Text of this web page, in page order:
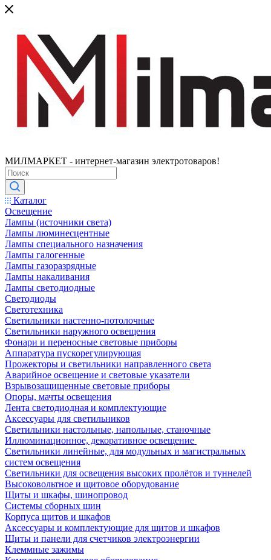
МИЛМАРКЕТ - интернет-магазин электротоваров!
Каталог
Освещение
Лампы (источники света)
Лампы люминесцентные
Лампы специального назначения
Лампы галогенные
Лампы газоразрядные
Лампы накаливания
Лампы светодиодные
Светодиоды
Светотехника
Светильники настенно-потолочные
Светильники наружного освещения
Фонари и переносные световые приборы
Аппаратура пускорегулирующая
Прожекторы и светильники направленного света
Аварийное освещение и световые указатели
Взрывозащищенные световые приборы
Опоры, мачты освещения
Лента светодиодная и комплектующие
Аксессуары для светильников
Светильники настольные, напольные, станочные
Иллюминационное, декоративное освещение
Светильники линейные, для модульных и магистральных
систем освещения
Светильники для освещения высоких пролётов и туннелей
Высоковольтное и щитовое оборудование
Щиты и шкафы, шинопровод
Системы сборных шин
Корпуса щитов и шкафов
Аксессуары и комплектующие для щитов и шкафов
Щиты и панели для счетчиков электроэнергии
Клеммные зажимы